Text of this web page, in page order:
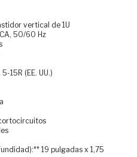
vertical de 1U
50/60 Hz
15R (EE. UU.)
19 pulgadas x 1,75